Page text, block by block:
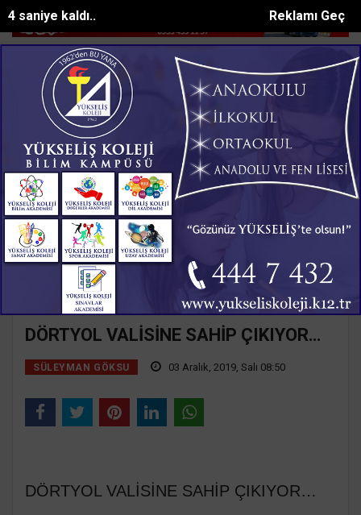
Reklamı Geç
3 saniye kaldı..
SON DAKİKA:
uyuşturucu operasyonu: 1 şüpheli tutu... Eğirdirde
Ana Sayfa Yazarlar Süleyman GÖKSU
SÜLEYMAN GÖKSU
Mail:suleymangoksu@gmail.com
DÖRTYOL VALİSİNE SAHİP ÇIKIYOR…
SÜLEYMAN GÖKSU 03 Aralık, 2019, Salı 08:50
DÖRTYOL VALİSİNE SAHİP ÇIKIYOR…